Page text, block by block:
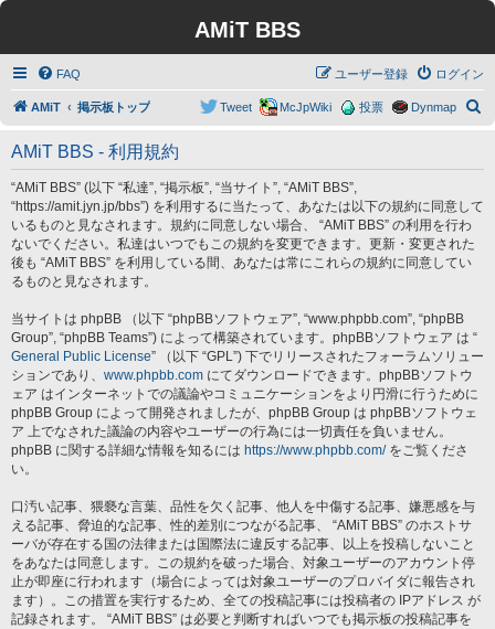
AMiT BBS
FAQ ログイン
ユーザー登録
AMiT 掲示板トップ Dynmap
投票
McJpWiki
Tweet
AMiT BBS - 利用規約
“AMiT BBS” (以下 “私達”, “掲示板”, “当サイト”, “AMiT BBS”,
“https://amit.jyn.jp/bbs”) を利用するに当たって、あなたは以下の規約に同意して
いるものと見なされます。規約に同意しない場合、 “AMiT BBS” の利用を行わ
ないでください。私達はいつでもこの規約を変更できます。更新・変更された
後も “AMiT BBS” を利用している間、あなたは常にこれらの規約に同意してい
るものと見なされます。
当サイトは phpBB （以下 “phpBBソフトウェア”, “www.phpbb.com”, “phpBB
Group”, “phpBB Teams”) によって構築されています。phpBBソフトウェア は “
General Public License” （以下 “GPL”) 下でリリースされたフォーラムソリュー
ションであり、 www.phpbb.com にてダウンロードできます。phpBBソフトウ
ェア はインターネットでの議論やコミュニケーションをより円滑に行うために
phpBB Group によって開発されましたが、phpBB Group は phpBBソフトウェ
ア 上でなされた議論の内容やユーザーの行為には一切責任を負いません。
phpBB に関する詳細な情報を知るには https://www.phpbb.com/をご覧くださ
い。
口汚い記事、猥褻な言葉、品性を欠く記事、他人を中傷する記事、嫌悪感を与
える記事、脅迫的な記事、性的差別につながる記事、 “AMiT BBS” のホストサ
ーバが存在する国の法律または国際法に違反する記事、以上を投稿しないこと
をあなたは同意します。この規約を破った場合、対象ユーザーのアカウント停
止が即座に行われます（場合によっては対象ユーザーのプロバイダに報告され
ます）。この措置を実行するため、全ての投稿記事には投稿者の IPアドレス が
記録されます。 “AMiT BBS” は必要と判断すればいつでも掲示板の投稿記事を